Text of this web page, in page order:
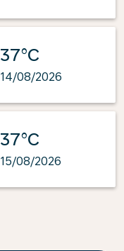
37°C
14/08/2026
37°C
15/08/2026